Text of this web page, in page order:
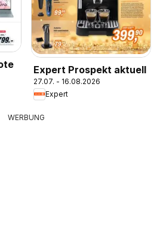
Expert Prospekt aktuell
27.07. - 16.08.2026
Expert
WERBUNG